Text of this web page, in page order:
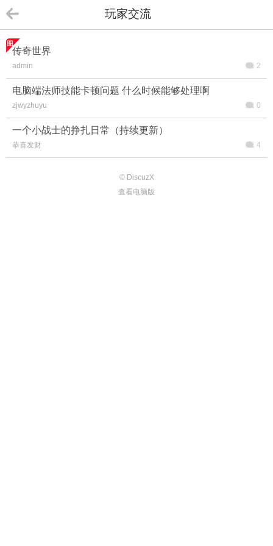
玩家交流
传奇世界
admin 2
电脑端法师技能卡顿问题 什么时候能够处理啊
zjwyzhuyu 0
一个小战士的挣扎日常（持续更新）
恭喜发财 4
© DiscuzX
查看电脑版